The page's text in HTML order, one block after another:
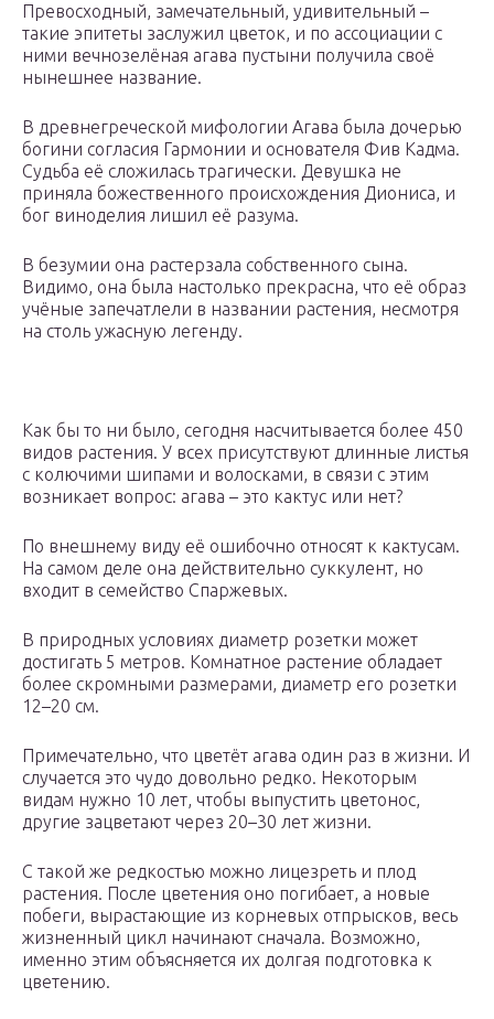
Превосходный, замечательный, удивительный –
такие эпитеты заслужил цветок, и по ассоциации с
ними вечнозелёная агава пустыни получила своё
нынешнее название.
В древнегреческой мифологии Агава была дочерью
богини согласия Гармонии и основателя Фив Кадма.
Судьба её сложилась трагически. Девушка не
приняла божественного происхождения Диониса, и
бог виноделия лишил её разума.
В безумии она растерзала собственного сына.
Видимо, она была настолько прекрасна, что её образ
учёные запечатлели в названии растения, несмотря
на столь ужасную легенду.
Как бы то ни было, сегодня насчитывается более 450
видов растения. У всех присутствуют длинные листья
с колючими шипами и волосками, в связи с этим
возникает вопрос: агава – это кактус или нет?
По внешнему виду её ошибочно относят к кактусам.
На самом деле она действительно суккулент, но
входит в семейство Спаржевых.
В природных условиях диаметр розетки может
достигать 5 метров. Комнатное растение обладает
более скромными размерами, диаметр его розетки
12–20 см.
Примечательно, что цветёт агава один раз в жизни. И
случается это чудо довольно редко. Некоторым
видам нужно 10 лет, чтобы выпустить цветонос,
другие зацветают через 20–30 лет жизни.
С такой же редкостью можно лицезреть и плод
растения. После цветения оно погибает, а новые
побеги, вырастающие из корневых отпрысков, весь
жизненный цикл начинают сначала. Возможно,
именно этим объясняется их долгая подготовка к
цветению.